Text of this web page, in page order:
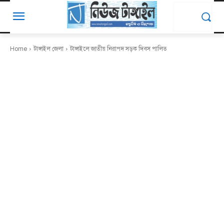
Home টাঙ্গাইল জেলা টাঙ্গাইলে জাতীয় নিরাপদ সড়ক দিবস পালিত